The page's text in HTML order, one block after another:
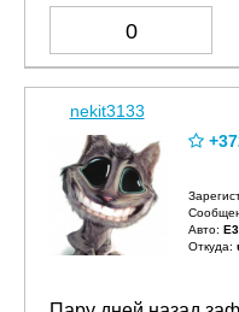
0
nekit3133
Авто:
Откуда: